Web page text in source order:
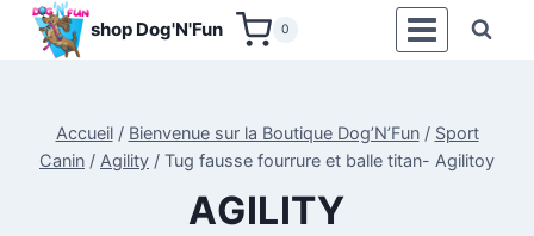
Aller
shop Dog'N'Fun 0
Accueil / Bienvenue sur la Boutique Dog’N’Fun / Sport
Canin / Agility / Tug fausse fourrure et balle titan- Agilitoy
AGILITY